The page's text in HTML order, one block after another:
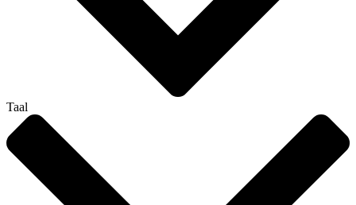
Taal